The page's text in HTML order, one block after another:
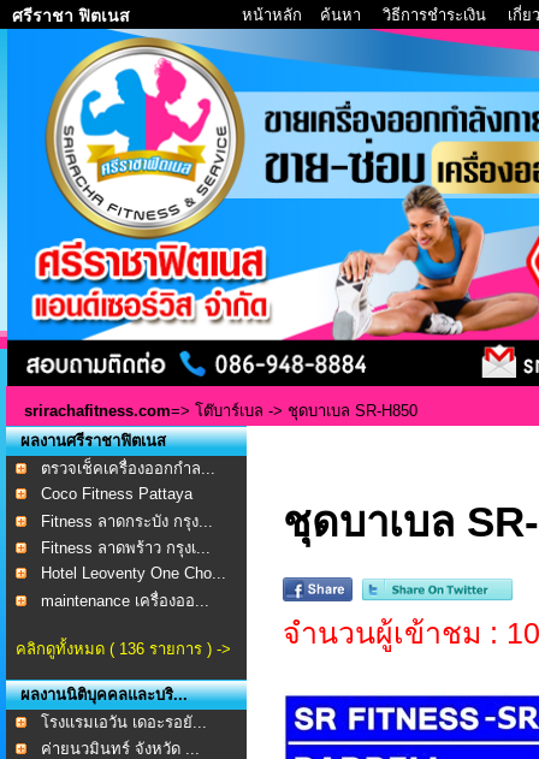
ศรีราชา ฟิตเนส หน้าหลัก ค้นหา วิธีการชำระเงิน เกี่ย
srirachafitness.com=> โต๊บาร์เบล -> ชุดบาเบล SR-H850
ผลงานศรีราชาฟิตเนส
ตรวจเช็คเครื่องออกกำล...
Coco Fitness Pattaya
Fitness ลาดกระบัง กรุง...
Fitness ลาดพร้าว กรุงเ...
Hotel Leoventy One Cho...
maintenance เครื่องออ...
คลิกดูทั้งหมด ( 136 รายการ ) ->
ผลงานนิติบุคคลและบริ...
โรงแรมเอวัน เดอะรอยั...
ค่ายนวมินทร์ จังหวัด ...
ชุดบาเบล
จำนวนผู้เข้าชม :